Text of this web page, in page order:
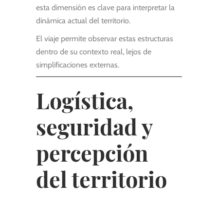
esta dimensión es clave para interpretar la
dinámica actual del territorio.
El viaje permite observar estas estructuras
dentro de su contexto real, lejos de
simplificaciones externas.
Logística,
seguridad y
percepción
del territorio